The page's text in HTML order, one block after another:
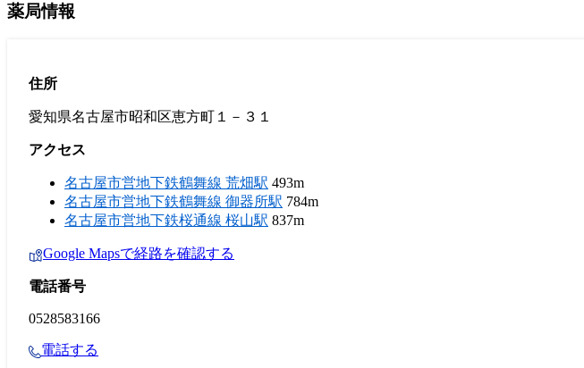
薬局情報
住所
愛知県名古屋市昭和区恵方町１－３１
アクセス
名古屋市営地下鉄鶴舞線 荒畑駅 493m
名古屋市営地下鉄鶴舞線 御器所駅 784m
名古屋市営地下鉄桜通線 桜山駅 837m
Google Mapsで経路を確認する
電話番号
0528583166
電話する